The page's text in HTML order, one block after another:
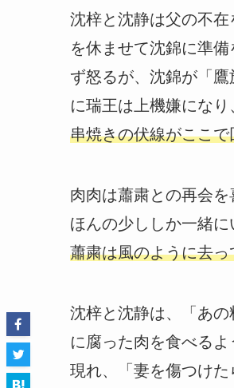
沈梓と沈静は父の不
を休ませて沈錦に準
ず怒るが、沈錦が「
に瑞王は上機嫌になり
串焼きの伏線がここ
肉肉は蕭粛との再会
ほんの少ししか一緒に
蕭粛は風のように去
沈梓と沈静は、「あ
に腐った肉を食べる
現れ、「妻を傷つけた